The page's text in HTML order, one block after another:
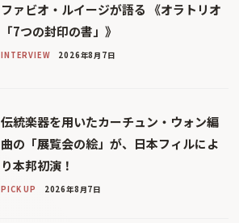
ファビオ・ルイージが語る 《オラトリオ
「7つの封印の書」》
INTERVIEW 2026年8月7日
伝統楽器を用いたカーチュン・ウォン編
曲の「展覧会の絵」が、日本フィルによ
り本邦初演！
PICK UP 2026年8月7日